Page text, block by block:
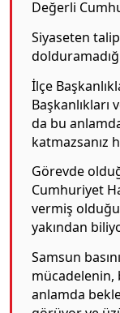
Değerli
Siyaseten
İlçe
da bu
katmazsanız
Görevde
Cumhuriyet
vermiş
yakından
Samsun
mücadelenin,
anlamda